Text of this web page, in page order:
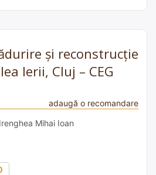
și reconstrucție
Ierii, Cluj – CEG
adaugă o recomandare
Mihai Ioan